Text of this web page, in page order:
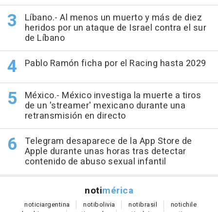
Líbano.- Al menos un muerto y más de diez
heridos por un ataque de Israel contra el sur
de Líbano
Pablo Ramón ficha por el Racing hasta 2029
México.- México investiga la muerte a tiros
de un 'streamer' mexicano durante una
retransmisión en directo
Telegram desaparece de la App Store de
Apple durante unas horas tras detectar
contenido de abuso sexual infantil
notimérica
noticiargentina notibolivia notibrasil notichile